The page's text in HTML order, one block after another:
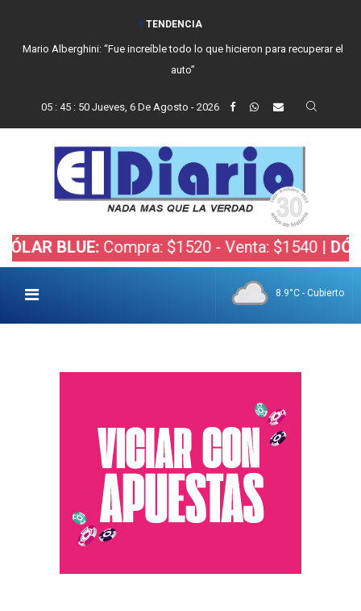
TENDENCIA
Mario Alberghini: “Fue increíble todo lo que hicieron para recuperar el
auto”
05: 45: 50 Jueves, 6 De Agosto - 2026
BLUE:Compra: $1520 - Venta: $1540 |DÓLAR
8.9°C - Cubierto